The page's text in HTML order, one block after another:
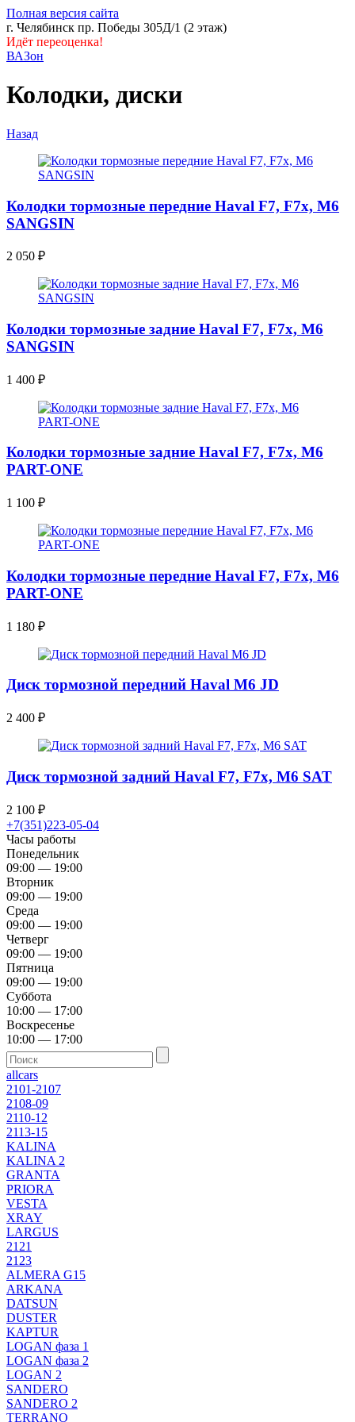
Полная версия сайта
г. Челябинск пр. Победы 305Д/1 (2 этаж)
Идёт переоценка!
ВАЗон
Колодки, диски
Назад
Колодки тормозные передние Haval F7, F7x, M6
SANGSIN
2 050 ₽
Колодки тормозные задние Haval F7, F7x, M6
SANGSIN
1 400 ₽
Колодки тормозные задние Haval F7, F7x, M6
PART-ONE
1 100 ₽
Колодки тормозные передние Haval F7, F7x, M6
PART-ONE
1 180 ₽
Диск тормозной передний Haval M6 JD
2 400 ₽
Диск тормозной задний Haval F7, F7x, M6 SAT
2 100 ₽
+7(351)223-05-04
Часы работы
Понедельник
09:00 — 19:00
Вторник
09:00 — 19:00
Среда
09:00 — 19:00
Четверг
09:00 — 19:00
Пятница
09:00 — 19:00
Суббота
10:00 — 17:00
Воскресенье
10:00 — 17:00
allcars
2101-2107
2108-09
2110-12
2113-15
KALINA
KALINA 2
GRANTA
PRIORA
VESTA
XRAY
LARGUS
2121
2123
ALMERA G15
ARKANA
DATSUN
DUSTER
KAPTUR
LOGAN фаза 1
LOGAN фаза 2
LOGAN 2
SANDERO
SANDERO 2
TERRANO